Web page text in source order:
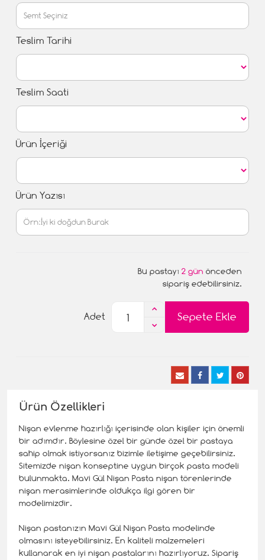
Teslim Tarihi
Teslim Saati
Ürün İçeriği
Ürün Yazısı
Bu pastayı 2 gün önceden
sipariş edebilirsiniz.
Sepete Ekle
Adet
Ürün Özellikleri
Nişan evlenme hazırlığı içerisinde olan kişiler için önemli
bir adımdır. Böylesine özel bir günde özel bir pastaya
sahip olmak istiyorsanız bizimle iletişime geçebilirsiniz.
Sitemizde nişan konseptine uygun birçok pasta modeli
bulunmakta. Mavi Gül Nişan Pasta nişan törenlerinde
nişan merasimlerinde oldukça ilgi gören bir
modelimizdir.
Nişan pastanızın Mavi Gül Nişan Pasta modelinde
olmasını isteyebilirsiniz. En kaliteli malzemeleri
kullanarak en iyi nişan pastalarını hazırlıyoruz. Sipariş